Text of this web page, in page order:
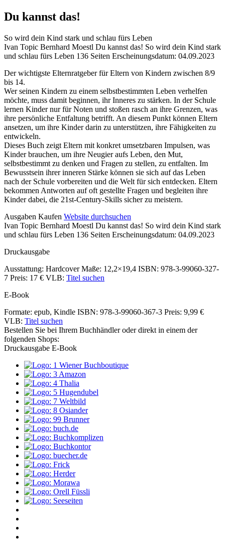
Du kannst das!
So wird dein Kind stark und schlau fürs Leben
Beschreibung
Ivan Topic Bernhard Moestl Du kannst das! So wird dein Kind stark
und schlau fürs Leben 136 Seiten Erscheinungsdatum: 04.09.2023
Beschreibung
Der wichtigste Elternratgeber für Eltern von Kindern zwischen 8/9
bis 14.
Wer seinen Kindern zu einem selbstbestimmten Leben verhelfen
möchte, muss damit beginnen, ihr Inneres zu stärken. In der Schule
lernen Kinder nur für Noten und stoßen rasch an ihre Grenzen, was
ihre persönliche Entfaltung betrifft. An diesem Punkt können Eltern
ansetzen, um ihre Kinder darin zu unterstützen, ihre Fähigkeiten zu
entwickeln.
Dieses Buch zeigt Eltern mit konkret umsetzbaren Impulsen, was
Kinder brauchen, um ihre Neugier aufs Leben, den Mut,
selbstbestimmt zu denken und Fragen zu stellen, zu entfalten. Im
Bewusstsein ihrer inneren Stärke können sie sich auf das Leben
nach der Schule vorbereiten und die Welt für sich entdecken. Eltern
bekommen Antworten auf oft gestellte Fragen und begleiten ihre
Kinder dabei, die 21st-Century-Skills sicher zu meistern.
Details
und
Ausgaben Kaufen Website durchsuchen
Ivan Topic Bernhard Moestl Du kannst das! So wird dein Kind stark
und schlau fürs Leben 136 Seiten Erscheinungsdatum: 04.09.2023
Druckausgabe
Ausstattung: Hardcover Maße: 12,2×19,4 ISBN: 978-3-99060-327-
7 Preis: 17 € VLB: Titel suchen
E-Book
Formate: epub, Kindle ISBN: 978-3-99060-367-3 Preis: 9,99 €
VLB: Titel suchen
Bestellen Sie bei Ihrem Buchhändler oder direkt in einem der
folgenden Shops:
Druckausgabe E-Book